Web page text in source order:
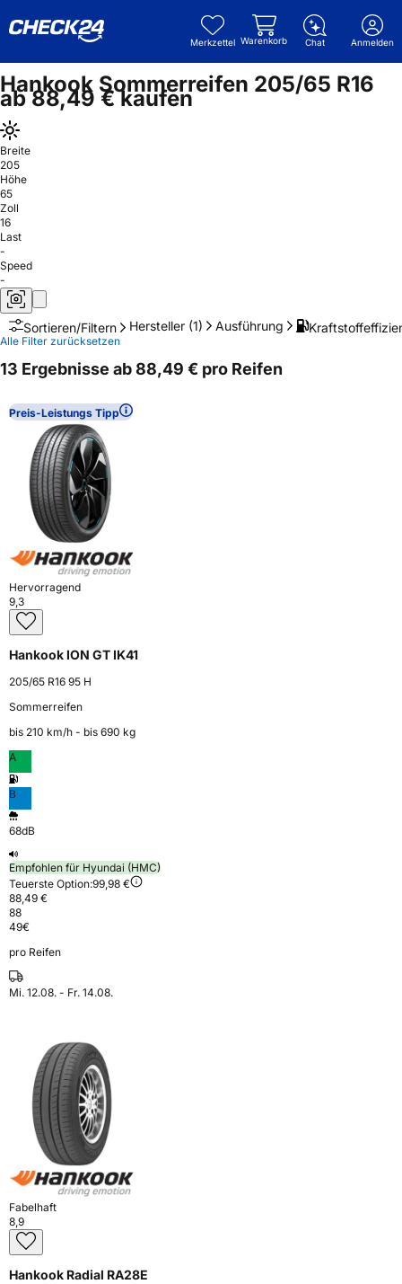
Merkzettel Warenkorb Chat Anmelden
Hankook Sommerreifen 205/65 R16
ab 88,49 € kaufen
Breite
205
Höhe
65
Zoll
16
Last
-
Speed
-
Sortieren/Filtern Hersteller (1) Ausführung
Alle Filter zurücksetzen
13 Ergebnisse ab 88,49 € pro Reifen
Preis-Leistungs Tipp
Hervorragend
9,3
Hankook ION GT IK41
205/65 R16 95 H
Sommerreifen
bis 210 km⁠/⁠h - bis 690 kg
A
B
68dB
Empfohlen für Hyundai (HMC)
Teuerste Option:99,98 €
88,49 €
88
49€
pro Reifen
Mi. 12.08. - Fr. 14.08.
Fabelhaft
8,9
Hankook Radial RA28E